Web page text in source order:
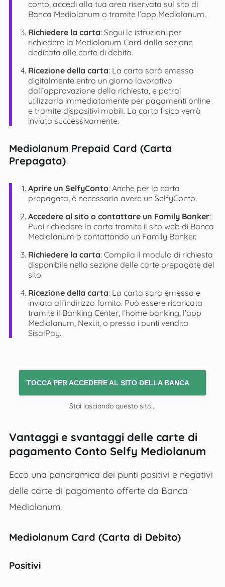
conto, accedi alla tua area riservata sul sito di
Banca Mediolanum o tramite l’app Mediolanum.
Richiedere la carta: Segui le istruzioni per
richiedere la Mediolanum Card dalla sezione
dedicata alle carte di debito.
Ricezione della carta: La carta sarà emessa
digitalmente entro un giorno lavorativo
dall’approvazione della richiesta, e potrai
utilizzarla immediatamente per pagamenti online
e tramite dispositivi mobili. La carta fisica verrà
inviata successivamente​.
Mediolanum Prepaid Card (Carta
Prepagata)
Aprire un SelfyConto: Anche per la carta
prepagata, è necessario avere un SelfyConto.
Accedere al sito o contattare un Family Banker:
Puoi richiedere la carta tramite il sito web di Banca
Mediolanum o contattando un Family Banker.
Richiedere la carta: Compila il modulo di richiesta
disponibile nella sezione delle carte prepagate del
sito.
Ricezione della carta: La carta sarà emessa e
inviata all’indirizzo fornito. Può essere ricaricata
tramite il Banking Center, l’home banking, l’app
Mediolanum, Nexi.it, o presso i punti vendita
SisalPay​​.
TOCCA PER ACCEDERE AL SITO DELLA BANCA
Stai lasciando questo sito...
Vantaggi e svantaggi delle carte di
pagamento Conto Selfy Mediolanum
Ecco una panoramica dei punti positivi e negativi
delle carte di pagamento offerte da Banca
Mediolanum.
Mediolanum Card (Carta di Debito)
Positivi